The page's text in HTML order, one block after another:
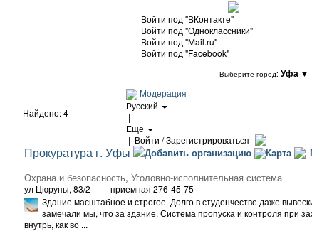
Войти под "ВКонтакте"
Войти под "Одноклассники"
Войти под "Mail.ru"
Войти под "Facebook"
Выберите город: Уфа ▼
Модерация |
Русский
|
Еще
| Войти / Зарегистрироваться
Добавить организацию Карта
Найдено: 4
Прокуратура г. Уфы
Охрана и безопасность, Уголовно-исполнительная система
ул Цюрупы, 83/2 приемная 276-45-75
Здание масштабное и строгое. Долго в студенчестве даже
замечали мы, что за здание. Система пропуска и контроля при
внутрь, как во ...